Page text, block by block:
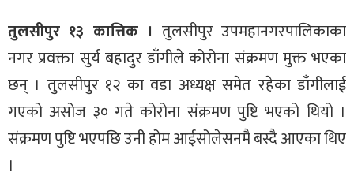
तुलसीपुर १३ कात्तिक । तुलसीपुर उपमहानगरपालिकाका
नगर प्रवक्ता सुर्य बहादुर डाँगीले कोरोना संक्रमण मुक्त भएका
छन् । तुलसीपुर १२ का वडा अध्यक्ष समेत रहेका डाँगीलाई
गएको असोज ३० गते कोरोना संक्रमण पुष्टि भएको थियो ।
संक्रमण पुष्टि भएपछि उनी होम आईसोलेसनमै बस्दै आएका थिए
।